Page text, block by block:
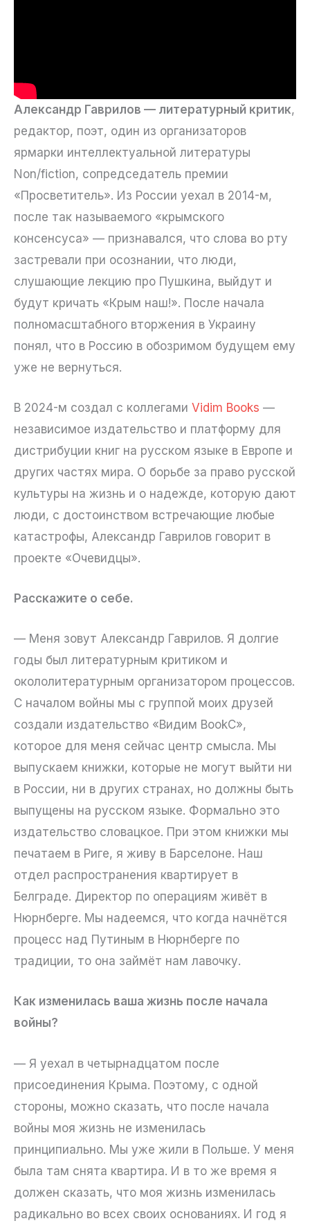
Александр Гаврилов — литературный критик,
редактор, поэт, один из организаторов
ярмарки интеллектуальной литературы
Non/fiction, сопредседатель премии
«Просветитель». Из России уехал в 2014-м,
после так называемого «крымского
консенсуса» — признавался, что слова во рту
застревали при осознании, что люди,
слушающие лекцию про Пушкина, выйдут и
будут кричать «Крым наш!». После начала
полномасштабного вторжения в Украину
понял, что в Россию в обозримом будущем ему
уже не вернуться.
В 2024-м создал с коллегами Vidim Books —
независимое издательство и платформу для
дистрибуции книг на русском языке в Европе и
других частях мира. О борьбе за право русской
культуры на жизнь и о надежде, которую дают
люди, с достоинством встречающие любые
катастрофы, Александр Гаврилов говорит в
проекте «Очевидцы».
Расскажите о себе.
— Меня зовут Александр Гаврилов. Я долгие
годы был литературным критиком и
окололитературным организатором процессов.
С началом войны мы с группой моих друзей
создали издательство «Видим BookС»,
которое для меня сейчас центр смысла. Мы
выпускаем книжки, которые не могут выйти ни
в России, ни в других странах, но должны быть
выпущены на русском языке. Формально это
издательство словацкое. При этом книжки мы
печатаем в Риге, я живу в Барселоне. Наш
отдел распространения квартирует в
Белграде. Директор по операциям живёт в
Нюрнберге. Мы надеемся, что когда начнётся
процесс над Путиным в Нюрнберге по
традиции, то она займёт нам лавочку.
Как изменилась ваша жизнь после начала
войны?
— Я уехал в четырнадцатом после
присоединения Крыма. Поэтому, с одной
стороны, можно сказать, что после начала
войны моя жизнь не изменилась
принципиально. Мы уже жили в Польше. У меня
была там снята квартира. И в то же время я
должен сказать, что моя жизнь изменилась
радикально во всех своих основаниях. И год я